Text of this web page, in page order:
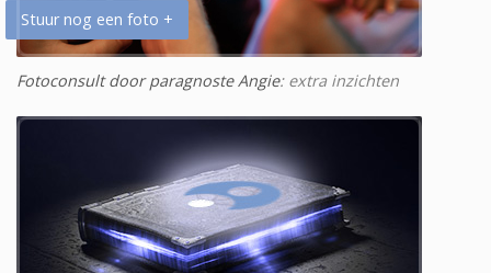
Stuur nog een foto +
Fotoconsult door paragnoste Angie: extra inzichten